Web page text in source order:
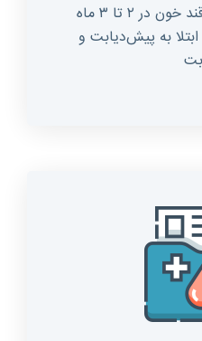
تعیین میانگین سطح قند خون در ۲ تا ۳ ماه
به پیش‌دیابت و